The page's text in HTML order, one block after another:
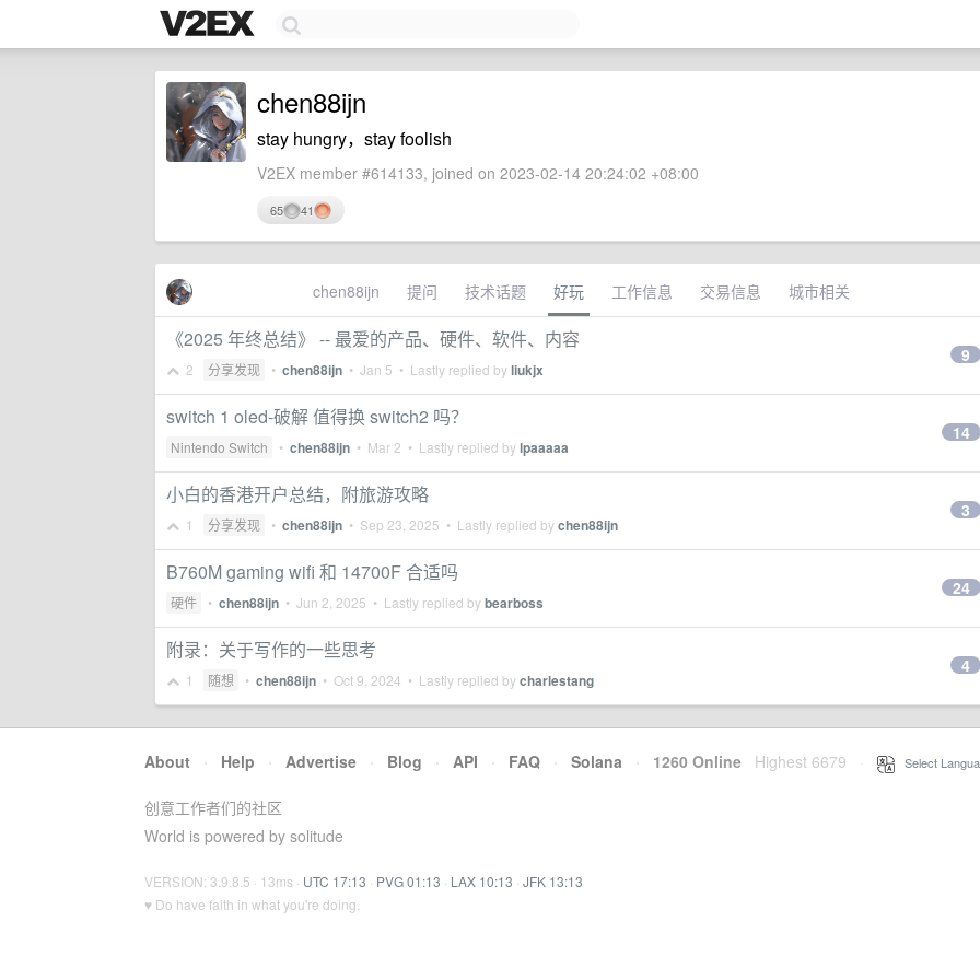
chen88ijn
stay hungry，stay foolish
V2EX member #614133, joined on 2023-02-14 20:24:02 +08:00
65 41
chen88ijn 提问 技术话题 好玩 工作信息 交易信息 城市相关
《2025 年终总结》 -- 最爱的产品、硬件、软件、内容
2 分享发现 • chen88ijn • Jan 5 • Lastly replied byliukjx
9
switch 1 oled-破解 值得换 switch2 吗？
Nintendo Switch • chen88ijn • Mar 2 • Lastly replied bylpaaaaa
14
小白的香港开户总结，附旅游攻略
1 分享发现 • chen88ijn • Sep 23, 2025 • Lastly replied bychen88ijn
3
B760M gaming wifi 和 14700F 合适吗
硬件 • chen88ijn • Jun 2, 2025 • Lastly replied bybearboss
24
附录：关于写作的一些思考
1 随想 • chen88ijn • Oct 9, 2024 • Lastly replied bycharlestang
4
About · Help · Advertise · Blog · API · FAQ · Solana · 1260 Online Highest 6679 Select
创意工作者们的社区
World is powered by solitude
VERSION: 3.9.8.5 · 13ms · UTC 17:13 · PVG 01:13 · LAX 10:13 · JFK 13:13
♥ Do have faith in what you're doing.